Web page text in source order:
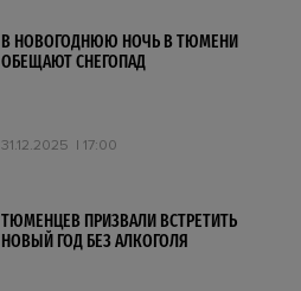
В НОВОГОДНЮЮ НОЧЬ В ТЮМЕНИ
ОБЕЩАЮТ СНЕГОПАД
31.12.2025 17:00
ТЮМЕНЦЕВ ПРИЗВАЛИ ВСТРЕТИТЬ
НОВЫЙ ГОД БЕЗ АЛКОГОЛЯ